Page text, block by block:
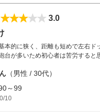
3.0
本的に狭く、距離も短めで左右ド
台が多いため初心者は苦労すると
ールでは必ず渋滞が起きる。
で、初心者が多いと
方向にいく→カートを置きっ放し
に進まない→結果、次の組が進ま
（男性 / 30代）
～99
10